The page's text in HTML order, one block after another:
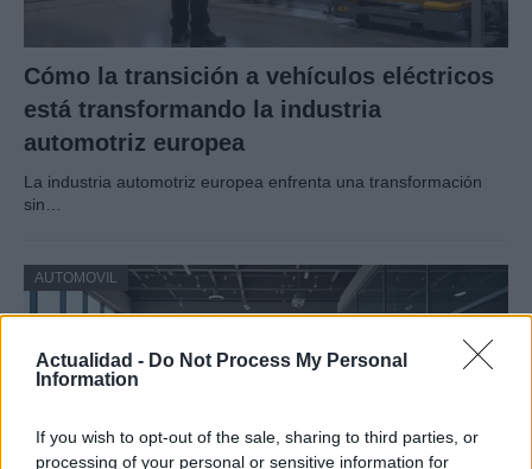
Actualidad - Do Not Process My Personal
Information
If you wish to opt-out of the sale, sharing to third parties, or
processing of your personal or sensitive information for
Cómo la transición a vehículos eléctricos
está transformando la industria
automotriz europea
La industria automotriz europea enfrenta una transformación
sin…
AUTOMOVIL